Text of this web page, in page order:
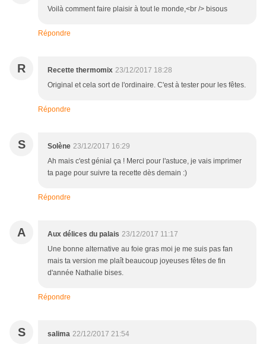
Voilà comment faire plaisir à tout le monde,<br /> bisous
Répondre
R Recette thermomix 23/12/2017 18:28
Original et cela sort de l'ordinaire. C'est à tester pour les fêtes.
Répondre
S Solène 23/12/2017 16:29
Ah mais c'est génial ça ! Merci pour l'astuce, je vais imprimer
ta page pour suivre ta recette dès demain :)
Répondre
A Aux délices du palais 23/12/2017 11:17
Une bonne alternative au foie gras moi je me suis pas fan
mais ta version me plaît beaucoup joyeuses fêtes de fin
d'année Nathalie bises.
Répondre
S salima 22/12/2017 21:54